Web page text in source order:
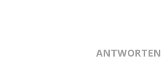
ANTWORTEN